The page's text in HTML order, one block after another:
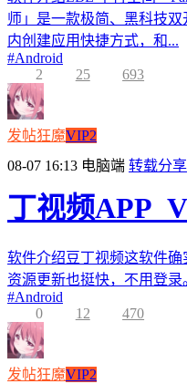
师」是一款极简、黑科技
内创建应用快捷方式，和...
#Android
2
25 693
发帖狂魔VIP2
08-07 16:13 电脑端 转载分享
丁视频
软件介绍豆丁视频这软件确
资源更新也挺快，不用登录
#Android
0
12 470
发帖狂魔VIP2